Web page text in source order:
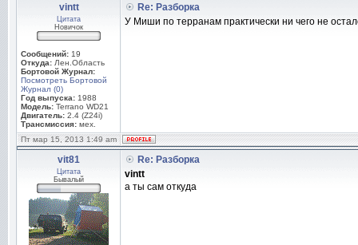
vintt
Цитата
Новичок
Сообщений: 19
Откуда: Лен.Область
Бортовой Журнал:
Посмотреть Бортовой
Журнал (0)
Год выпуска: 1988
Модель: Terrano WD21
Двигатель: 2.4 (Z24i)
Трансмиссия: мех.
Re: Разборка
У Миши по терранам практически ни чего не
Пт мар 15, 2013 1:49 am
vit81
Цитата
Бывалый
Re: Разборка
vintt
а ты сам откуда